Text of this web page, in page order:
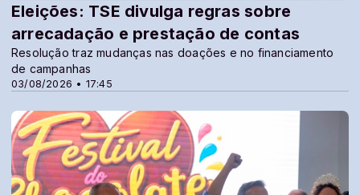
03/08/2026 • 17:45
Eleições: TSE divulga regras sobre
arrecadação e prestação de contas
Resolução traz mudanças nas doações e no financiamento
de campanhas